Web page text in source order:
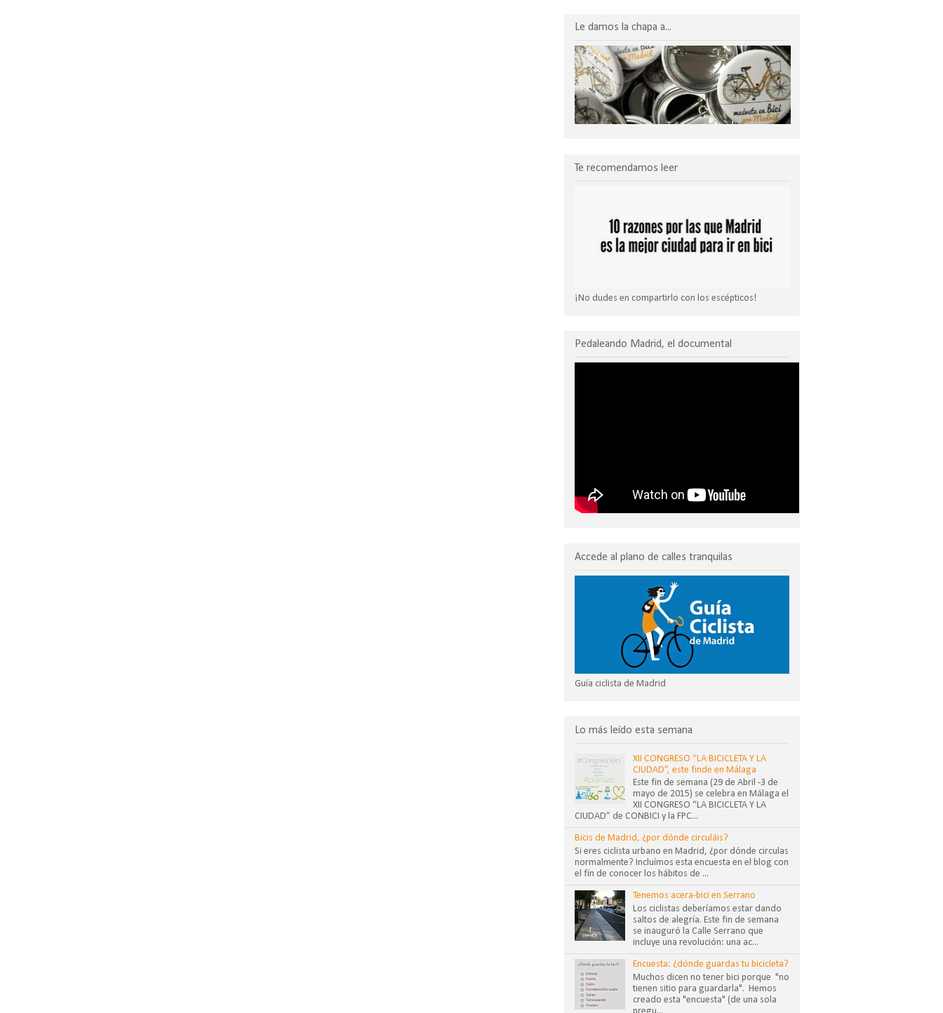
Le damos la chapa a...
Te recomendamos leer
¡No dudes en compartirlo con los escépticos!
Pedaleando Madrid, el documental
Accede al plano de calles tranquilas
Guía ciclista de Madrid
Lo más leído esta semana
XII CONGRESO “LA BICICLETA Y LA
CIUDAD”, este finde en Málaga
Este fin de semana (29 de Abril -3 de
mayo de 2015) se celebra en Málaga el
XII CONGRESO “LA BICICLETA Y LA
CIUDAD” de CONBICI y la FPC...
Bicis de Madrid, ¿por dónde circuláis?
Si eres ciclista urbano en Madrid, ¿por dónde circulas
normalmente? Incluímos esta encuesta en el blog con
el fín de conocer los hábitos de ...
Tenemos acera-bici en Serrano
Los ciclistas deberíamos estar dando
saltos de alegría. Este fin de semana
se inauguró la Calle Serrano que
incluye una revolución: una ac...
Encuesta: ¿dónde guardas tu bicicleta?
Muchos dicen no tener bici porque "no
tienen sitio para guardarla". Hemos
creado esta "encuesta" (de una sola